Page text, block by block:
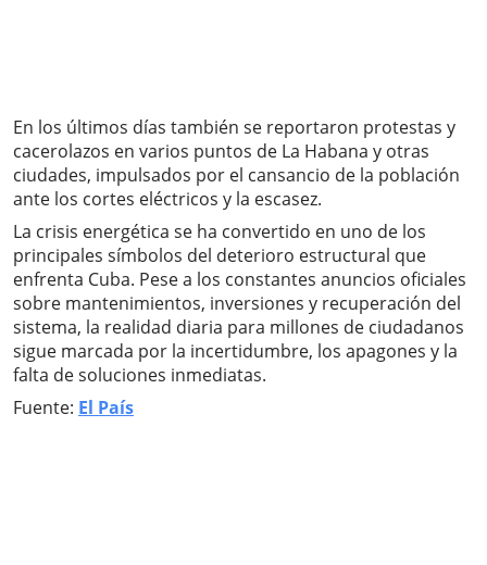
En los últimos días también se reportaron protestas y
cacerolazos en varios puntos de La Habana y otras
ciudades, impulsados por el cansancio de la población
ante los cortes eléctricos y la escasez.
La crisis energética se ha convertido en uno de los
principales símbolos del deterioro estructural que
enfrenta Cuba. Pese a los constantes anuncios oficiales
sobre mantenimientos, inversiones y recuperación del
sistema, la realidad diaria para millones de ciudadanos
sigue marcada por la incertidumbre, los apagones y la
falta de soluciones inmediatas.
Fuente: El País